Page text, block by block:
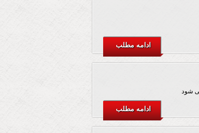
ادامه مطلب
شود
ادامه مطلب